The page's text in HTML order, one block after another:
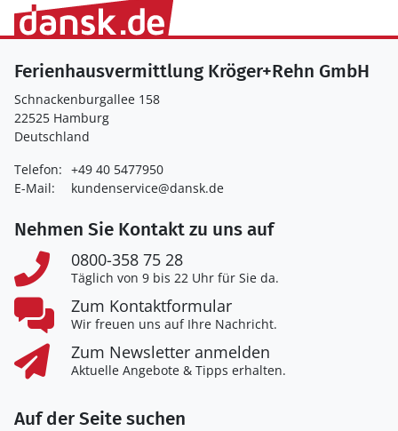
Ferienhausvermittlung Kröger+Rehn GmbH
Schnackenburgallee 158
22525 Hamburg
Deutschland
Telefon: +49 40 5477950
E-Mail:
kundenservice@dansk.de
Nehmen Sie Kontakt zu uns auf
0800-358 75 28
Täglich von 9 bis 22 Uhr für Sie da.
Zum Kontaktformular
Wir freuen uns auf Ihre Nachricht.
Zum Newsletter anmelden
Aktuelle Angebote & Tipps erhalten.
Auf der Seite suchen